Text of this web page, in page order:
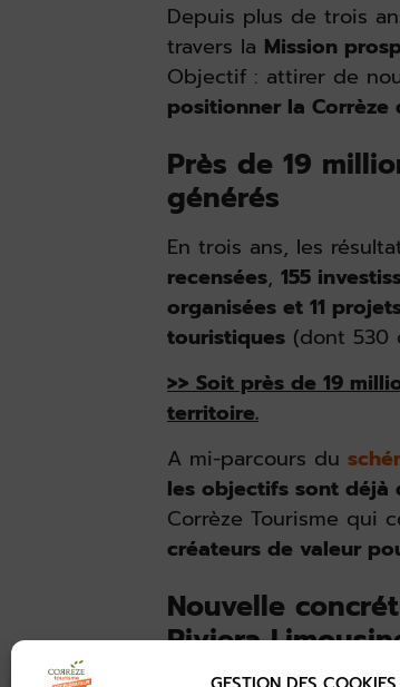
Depuis plus de trois
travers la Mission
Objectif : attirer de
positionner la
Près de 19
générés
En trois ans, les
recensées, 155
organisées et 11
touristiques (dont 530
>> Soit près de 19
territoire.
A mi-parcours du
les objectifs sont déjà
Corrèze Tourisme qui
créateurs de valeur
Nouvelle
Riviera